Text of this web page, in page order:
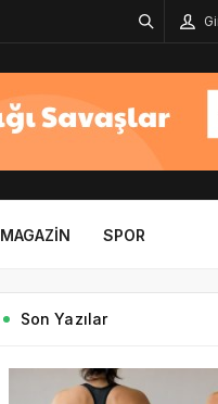
MAGAZIN SPOR
Son Yazılar